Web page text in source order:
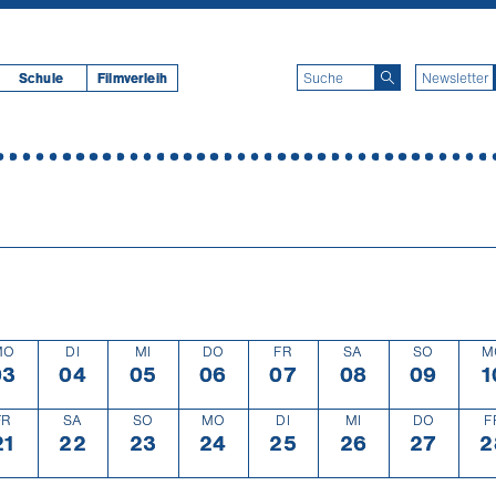
Schule Filmverleih
Montag
3.6.
DI
Dienstag
4.6.
04
MI
Mittwoch
5.6.
05
DO
Donnerstag
6.6.
06
FR
Freitag
7.6.
07
SA
Samstag
8.6.
08
SO
Sonntag
9.6.
09
Freitag
21.6.
SA
Samstag
22.6.
22
SO
Sonntag
23.6.
23
MO
Montag
24.6.
24
DI
Dienstag
25.6.
25
MI
Mittwoch
26.6.
26
DO
27.6.
27